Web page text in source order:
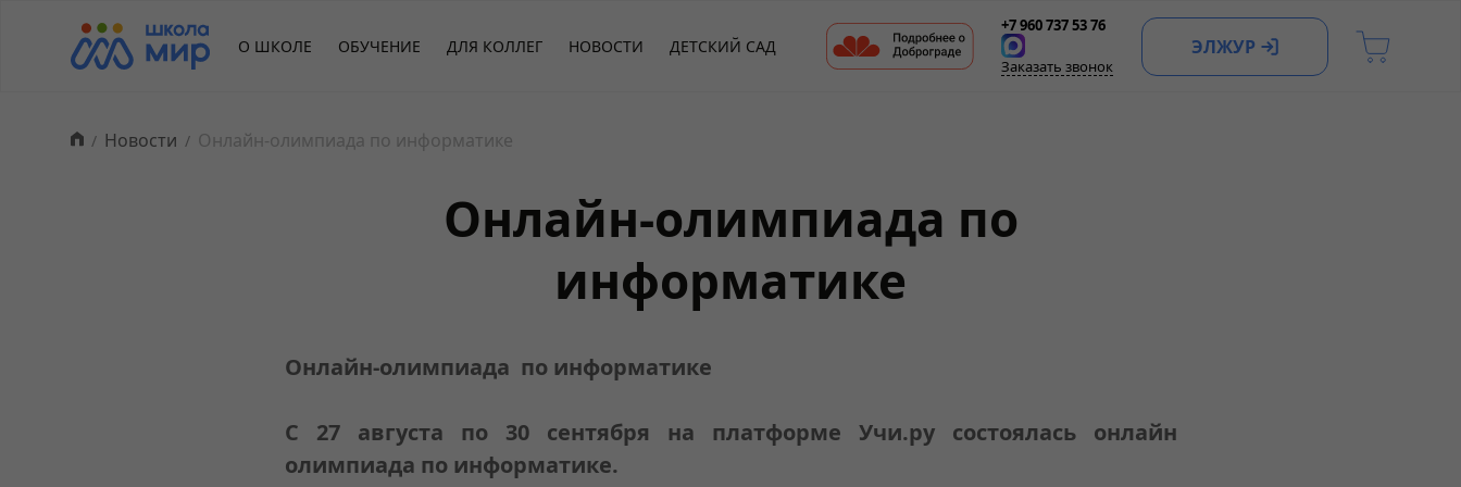
О ШКОЛЕ ОБУЧЕНИЕ ДЛЯ КОЛЛЕГ НОВОСТИ ДЕТСКИЙ САД
+7 960 737 53 76
Заказать звонок
ЭЛЖУР
Новости Онлайн-олимпиада по информатике
Онлайн-олимпиада по
информатике
Онлайн-олимпиада по информатике
C 27 августа по 30 сентября на платформе Учи.ру состоялась онлайн
олимпиада по информатике.